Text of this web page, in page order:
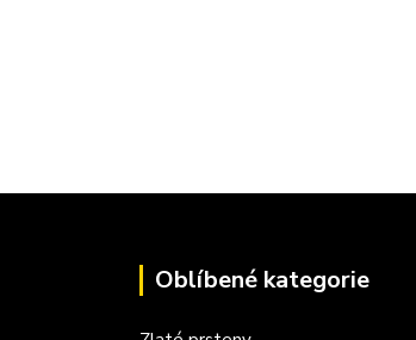
Oblíbené kategorie